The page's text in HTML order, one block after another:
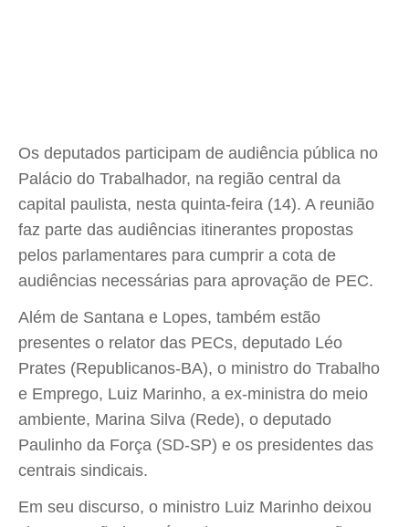
Os deputados participam de audiência pública no
Palácio do Trabalhador, na região central da
capital paulista, nesta quinta-feira (14). A reunião
faz parte das audiências itinerantes propostas
pelos parlamentares para cumprir a cota de
audiências necessárias para aprovação de PEC.
Além de Santana e Lopes, também estão
presentes o relator das PECs, deputado Léo
Prates (Republicanos-BA), o ministro do Trabalho
e Emprego, Luiz Marinho, a ex-ministra do meio
ambiente, Marina Silva (Rede), o deputado
Paulinho da Força (SD-SP) e os presidentes das
centrais sindicais.
Em seu discurso, o ministro Luiz Marinho deixou